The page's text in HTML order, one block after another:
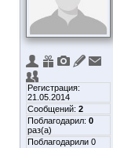
Регистрация:
21.05.2014
Сообщений: 2
Поблагодарил: 0
раз(а)
Поблагодарили 0